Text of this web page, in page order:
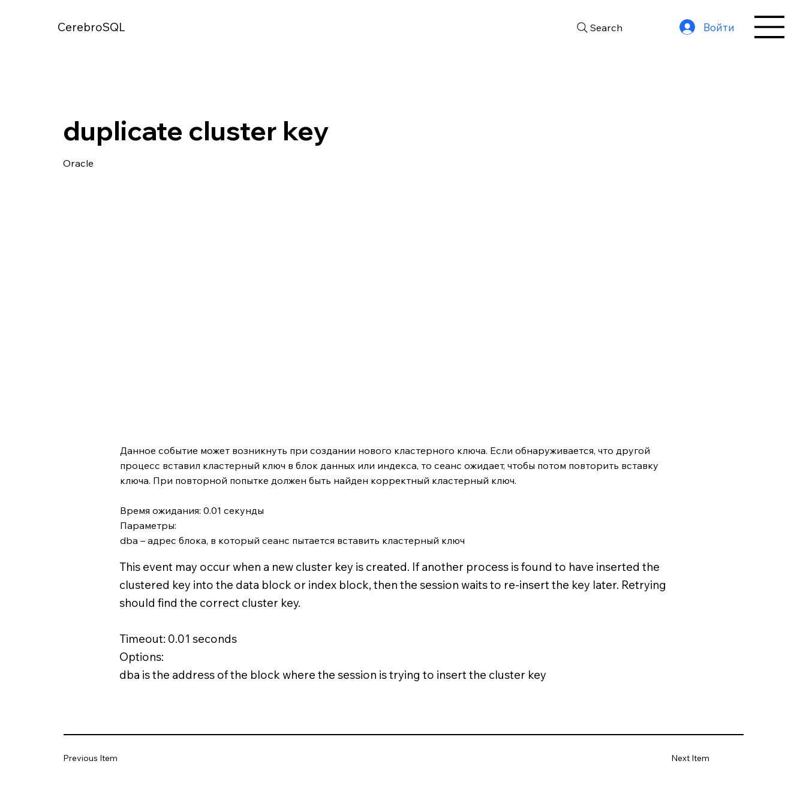
CerebroSQL Search Войти
duplicate cluster key
Oracle
Данное событие может возникнуть при создании нового кластерного ключа. Если обнаруживается, что другой
процесс вставил кластерный ключ в блок данных или индекса, то сеанс ожидает, чтобы потом повторить вставку
ключа. При повторной попытке должен быть найден корректный кластерный ключ.
Время ожидания: 0.01 секунды
Параметры:
dba – адрес блока, в который сеанс пытается вставить кластерный ключ
This event may occur when a new cluster key is created. If another process is found to have inserted the
clustered key into the data block or index block, then the session waits to re-insert the key later. Retrying
should find the correct cluster key.
Timeout: 0.01 seconds
Options:
dba is the address of the block where the session is trying to insert the cluster key
Previous Item Next Item